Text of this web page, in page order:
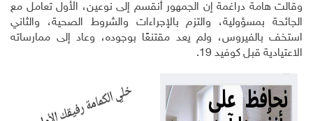
وقالت هامة دراغمة إن الجمهور أنقسم إلى نوعين، الأول تعامل مع
الجائحة بمسؤولية، والتزم بالإجراءات والشروط الصحية، والثاني
استخف بالفيروس، ولم يعد مقتنعًا بوجوده، وعاد إلى ممارساته
الاعتيادية قبل كوفيد 19.